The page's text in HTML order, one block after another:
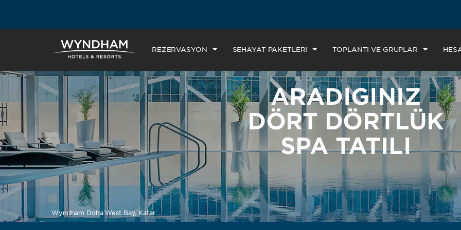
REZERVASYON SEHAYAT PAKETLERİ TOPLANTI VE GRUPLAR
ARADIĞINIZ
DÖRT DÖRTLÜK
SPA TATİLİ
Wyndham Doha West Bay, Katar